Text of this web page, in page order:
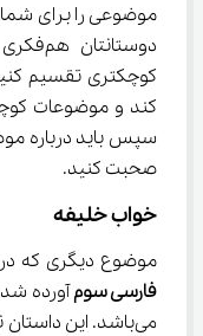
کوچکتری تقسیم
کند و موضوعات
سپس باید درباره
صحبت کنید.
خواب خلیفه
موضوع دیگری که
فارسی سوم آورده
می‌باشد. این